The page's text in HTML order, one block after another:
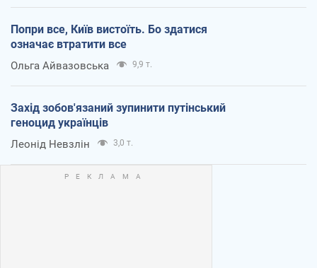
Попри все, Київ вистоїть. Бо здатися
означає втратити все
Ольга Айвазовська 9,9 т.
Захід зобов'язаний зупинити путінський
геноцид українців
Леонід Невзлін 3,0 т.